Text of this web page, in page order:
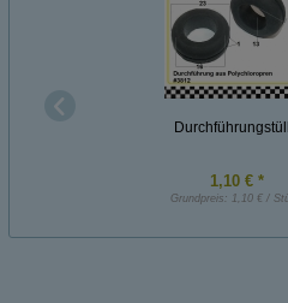
1,10 € *
Grundpreis: 1,10 € /